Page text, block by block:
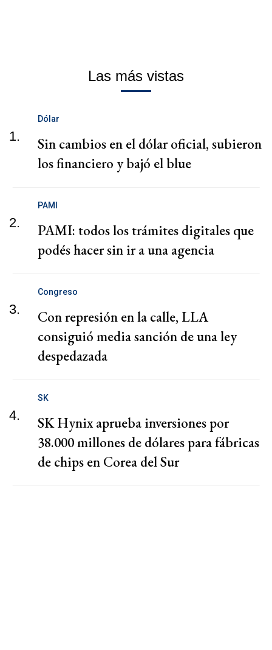
Las más vistas
1.
Dólar
Sin cambios en el dólar oficial, subieron
los financiero y bajó el blue
2.
PAMI
PAMI: todos los trámites digitales que
podés hacer sin ir a una agencia
3.
Congreso
Con represión en la calle, LLA
consiguió media sanción de una ley
despedazada
4.
SK
SK Hynix aprueba inversiones por
38.000 millones de dólares para fábricas
de chips en Corea del Sur